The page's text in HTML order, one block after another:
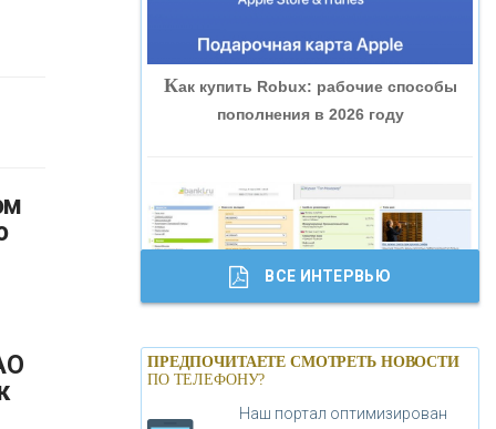
«БАНК ГЛОБЭКС»
«ТРАСТ»
«ГАЗПРОМБАНК»
«МОСКОВСКИЙ КРЕДИТНЫЙ
БАНК»
Как купить Robux: рабочие способы
пополнения в 2026 году
Банки.ру обновил логотип впервые за
19 лет - «Лента новостей»
ВСЕ ИНТЕРВЬЮ
ПРЕДПОЧИТАЕТЕ СМОТРЕТЬ НОВОСТИ
ПО ТЕЛЕФОНУ?
Наш портал оптимизирован